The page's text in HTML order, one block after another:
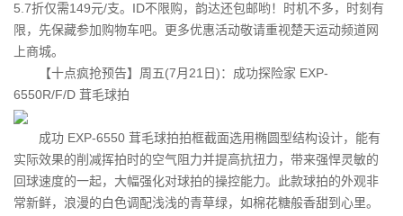
5.7折仅需149元/支。ID不限购，韵达还包邮哟！时机不多，时刻有
限，先保藏参加购物车吧。更多优惠活动敬请重视楚天运动频道网
上商城。
【十点疯抢预告】周五(7月21日)：成功探险家 EXP-
6550R/F/D 茸毛球拍
成功 EXP-6550 茸毛球拍拍框截面选用椭圆型结构设计，能有
实际效果的削减挥拍时的空气阻力并提高抗扭力，带来强悍灵敏的
回球速度的一起，大幅强化对球拍的操控能力。此款球拍的外观非
常新鲜，浪漫的白色调配浅浅的青草绿，如棉花糖般香甜到心里。